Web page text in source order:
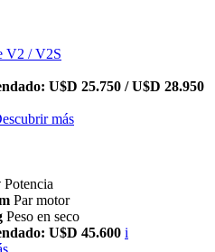
V2 / V2S
U$D 25.750 / U$D 28.950
más
Potencia
Par motor
Peso en seco
U$D 45.600 i